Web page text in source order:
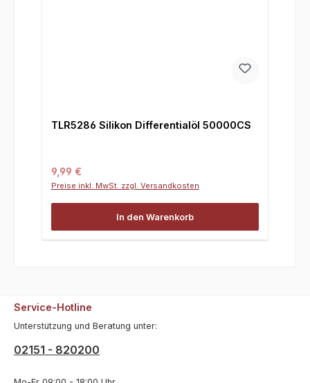
TLR5286 Silikon Differentialöl 50000CS
Regulärer Preis:
9,99 €
Preise inkl. MwSt. zzgl. Versandkosten
In den Warenkorb
Service-Hotline
Unterstützung und Beratung unter:
02151 - 820200